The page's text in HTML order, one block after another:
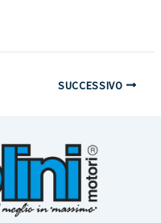
SUCCESSIVO